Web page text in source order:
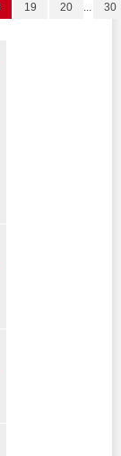
19 20 ... 30